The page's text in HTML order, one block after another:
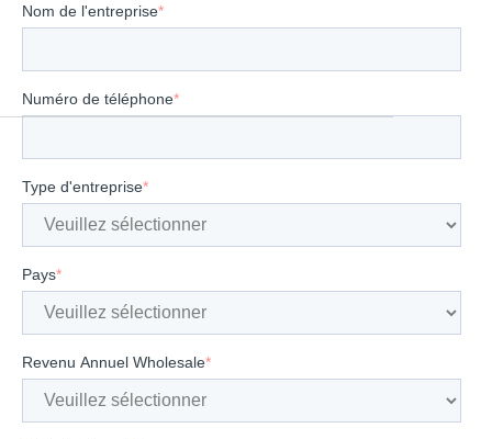
Nom de l'entreprise*
Numéro de téléphone*
Type d'entreprise*
Pays*
Revenu Annuel Wholesale*